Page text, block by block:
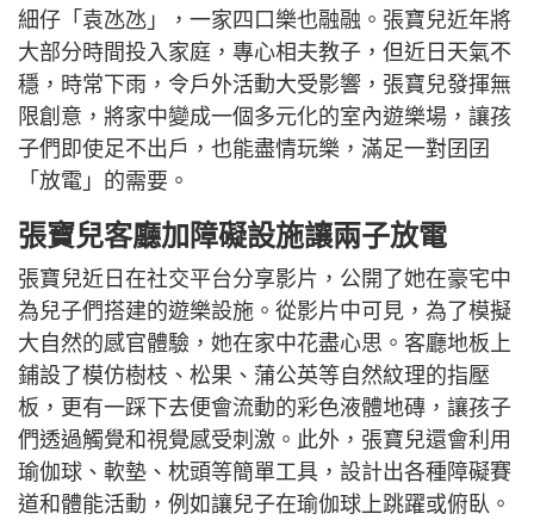
細仔「袁氹氹」，一家四口樂也融融。張寶兒近年將
大部分時間投入家庭，專心相夫教子，但近日天氣不
穩，時常下雨，令戶外活動大受影響，張寶兒發揮無
限創意，將家中變成一個多元化的室內遊樂場，讓孩
子們即使足不出戶，也能盡情玩樂，滿足一對囝囝
「放電」的需要。
張寶兒客廳加障礙設施讓兩子放電
張寶兒近日在社交平台分享影片，公開了她在豪宅中
為兒子們搭建的遊樂設施。從影片中可見，為了模擬
大自然的感官體驗，她在家中花盡心思。客廳地板上
鋪設了模仿樹枝、松果、蒲公英等自然紋理的指壓
板，更有一踩下去便會流動的彩色液體地磚，讓孩子
們透過觸覺和視覺感受刺激。此外，張寶兒還會利用
瑜伽球、軟墊、枕頭等簡單工具，設計出各種障礙賽
道和體能活動，例如讓兒子在瑜伽球上跳躍或俯臥。